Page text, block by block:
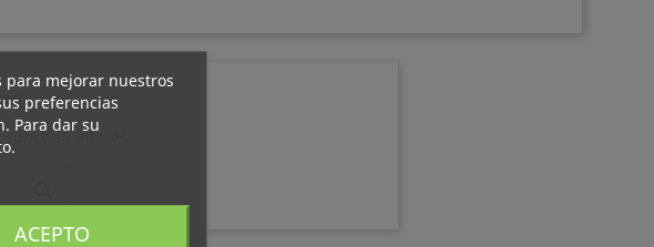
su interés
para mejorar nuestros
preferencias
Para dar su
ACEPTO